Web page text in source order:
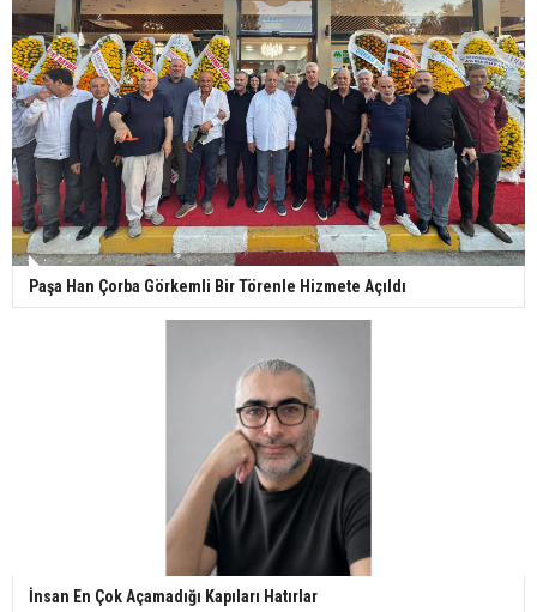
Paşa Han Çorba Görkemli Bir Törenle Hizmete Açıldı
İnsan En Çok Açamadığı Kapıları Hatırlar